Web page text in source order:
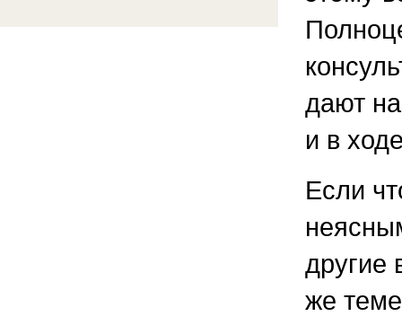
дают
и в
Если
другие
же